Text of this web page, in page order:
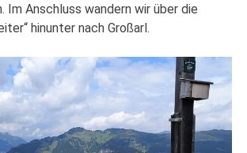
Im Anschluss wandern wir über die
hinunter nach Großarl.